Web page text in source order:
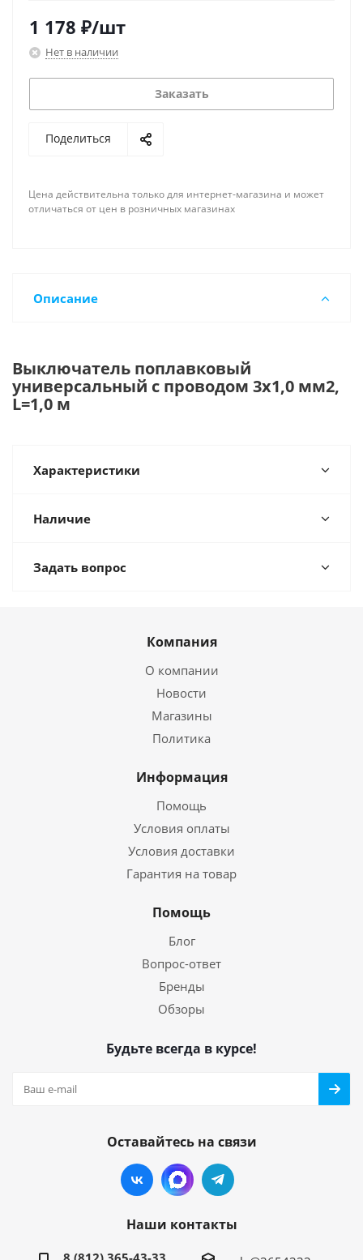
1 178 ₽/шт
Нет в наличии
Заказать
Поделиться
Цена действительна только для интернет-магазина и может
отличаться от цен в розничных магазинах
Описание
Выключатель поплавковый
универсальный с проводом 3х1,0 мм2,
L=1,0 м
Характеристики
Наличие
Задать вопрос
Компания
О компании
Новости
Магазины
Политика
Информация
Помощь
Условия оплаты
Условия доставки
Гарантия на товар
Помощь
Блог
Вопрос-ответ
Бренды
Обзоры
Будьте всегда в курсе!
Оставайтесь на связи
Наши контакты